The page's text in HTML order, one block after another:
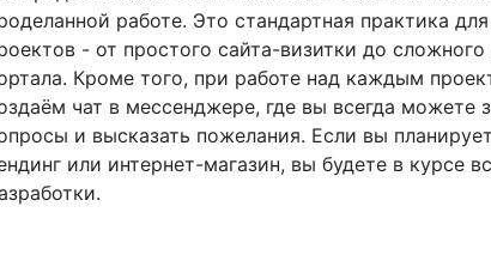
работе. Это стандартная практика
- от простого сайта-визитки до сложного
Кроме того, при работе над каждым
чат в мессенджере, где вы всегда можете
и высказать пожелания. Если вы
или интернет-магазин, вы будете в курсе